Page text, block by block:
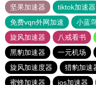
坚果加速器
tiktok加速器
免费vqn外网加速
小蓝
旋风加速器
八戒看书
黑豹加速器
一元机场
旋风加速度器
猎豹加速
蜜蜂加速器
ios加速器